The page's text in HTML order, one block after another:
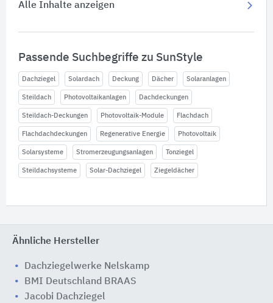
Alle Inhalte anzeigen
Passende Suchbegriffe zu SunStyle
Dachziegel Solardach Deckung Dächer Solaranlagen
Steildach Photovoltaikanlagen Dachdeckungen
Steildach-Deckungen Photovoltaik-Module Flachdach
Flachdachdeckungen Regenerative Energie Photovoltaik
Solarsysteme Stromerzeugungsanlagen Tonziegel
Steildachsysteme Solar-Dachziegel Ziegeldächer
Ähnliche Hersteller
Dachziegelwerke Nelskamp
BMI Deutschland BRAAS
Jacobi Dachziegel